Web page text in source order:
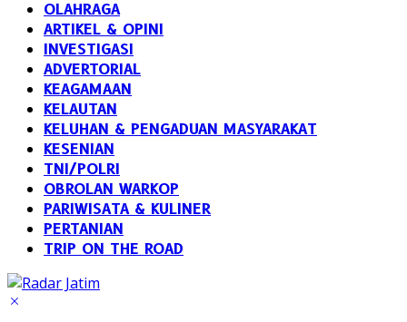
OLAHRAGA
ARTIKEL & OPINI
INVESTIGASI
ADVERTORIAL
KEAGAMAAN
KELAUTAN
KELUHAN & PENGADUAN MASYARAKAT
KESENIAN
TNI/POLRI
OBROLAN WARKOP
PARIWISATA & KULINER
PERTANIAN
TRIP ON THE ROAD